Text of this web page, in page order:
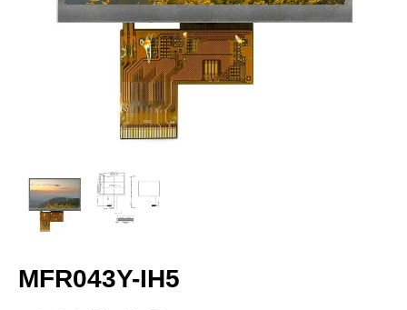
MFR043Y-IH5